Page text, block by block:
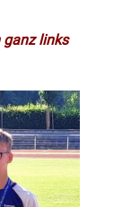
ganz links